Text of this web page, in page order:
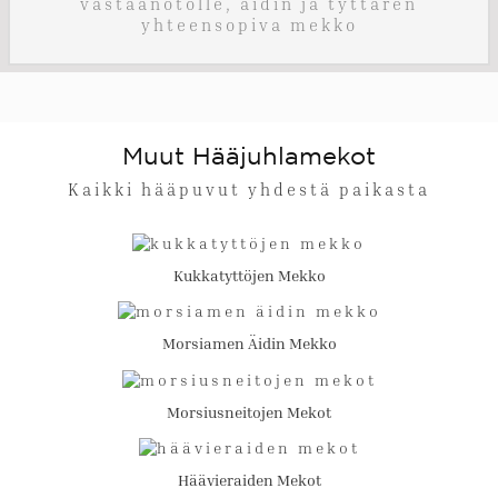
yhteensopiva mekko
Muut Hääjuhlamekot
Kaikki hääpuvut yhdestä paikasta
Kukkatyttöjen Mekko
Morsiamen Äidin Mekko
Morsiusneitojen Mekot
Häävieraiden Mekot